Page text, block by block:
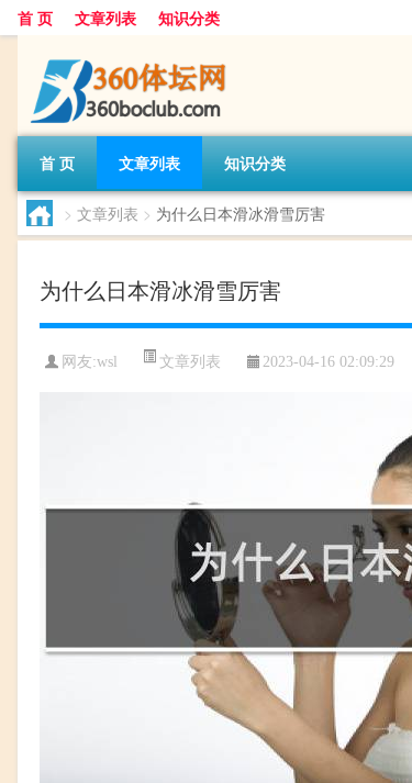
首 页 文章列表 知识分类
首 页 文章列表 知识分类
> 文章列表 > 为什么日本滑冰滑雪厉害
为什么日本滑冰滑雪厉害
网友:wsl 文章列表 2023-04-16 02:09:29